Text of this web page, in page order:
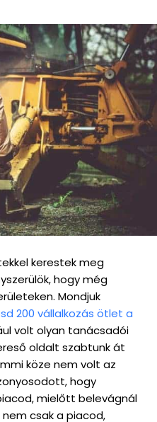
kerestek meg
hogy még
Mondjuk
200 vállalkozás ötlet a
volt olyan tanácsadói
oldalt szabtunk át
köze nem volt az
hogy
mielőtt belevágnál
nem csak a piacod,